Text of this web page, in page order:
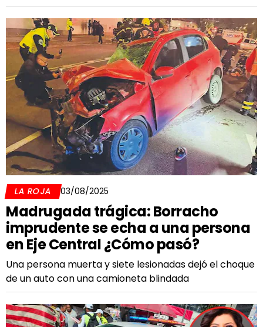
LA ROJA 03/08/2025
Madrugada trágica: Borracho
imprudente se echa a una persona
en Eje Central ¿Cómo pasó?
Una persona muerta y siete lesionadas dejó el choque
de un auto con una camioneta blindada